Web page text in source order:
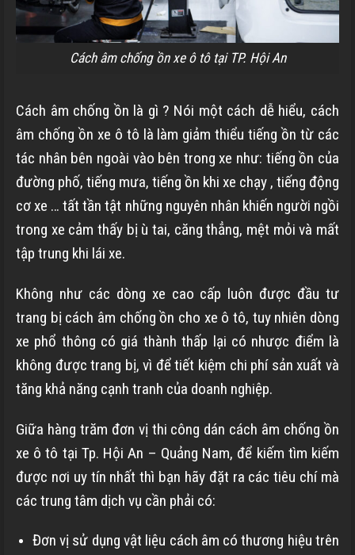
Cách âm chống ồn xe ô tô tại TP. Hội An
Cách âm chống ồn là gì ? Nói một cách dễ hiểu, cách
âm chống ồn xe ô tô là làm giảm thiểu tiếng ồn từ các
tác nhân bên ngoài vào bên trong xe như: tiếng ồn của
đường phố, tiếng mưa, tiếng ồn khi xe chạy , tiếng động
cơ xe … tất tần tật những nguyên nhân khiến người ngồi
trong xe cảm thấy bị ù tai, căng thẳng, mệt mỏi và mất
tập trung khi lái xe.
Không như các dòng xe cao cấp luôn được đầu tư
trang bị cách âm chống ồn cho xe ô tô, tuy nhiên dòng
xe phổ thông có giá thành thấp lại có nhược điểm là
không được trang bị, vì để tiết kiệm chi phí sản xuất và
tăng khả năng cạnh tranh của doanh nghiệp.
Giữa hàng trăm đơn vị thi công dán cách âm chống ồn
xe ô tô tại Tp. Hội An – Quảng Nam, để kiếm tìm kiếm
được nơi uy tín nhất thì bạn hãy đặt ra các tiêu chí mà
các trung tâm dịch vụ cần phải có:
Đơn vị sử dụng vật liệu cách âm có thương hiệu trên